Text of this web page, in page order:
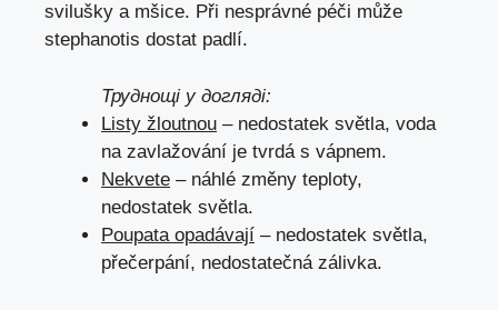
svilušky a mšice. Při nesprávné péči může
stephanotis dostat padlí.
Труднощі у догляді:
Listy žloutnou – nedostatek světla, voda
na zavlažování je tvrdá s vápnem.
Nekvete – náhlé změny teploty,
nedostatek světla.
Poupata opadávají – nedostatek světla,
přečerpání, nedostatečná zálivka.